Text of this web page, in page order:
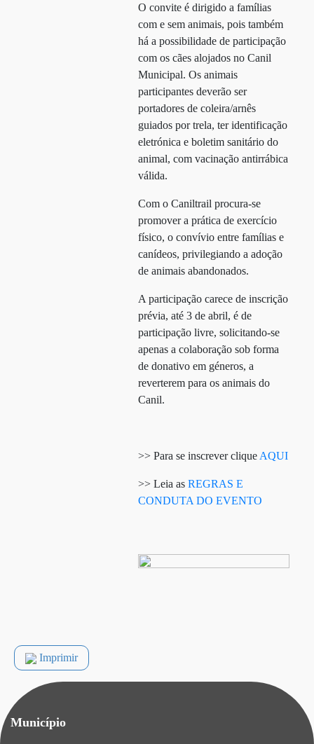
O convite é dirigido a famílias
com e sem animais, pois também
há a possibilidade de participação
com os cães alojados no Canil
Municipal. Os animais
participantes deverão ser
portadores de coleira/arnês
guiados por trela, ter identificação
eletrónica e boletim sanitário do
animal, com vacinação antirrábica
válida.
Com o Caniltrail procura-se
promover a prática de exercício
físico, o convívio entre famílias e
canídeos, privilegiando a adoção
de animais abandonados.
A participação carece de inscrição
prévia, até 3 de abril, é de
participação livre, solicitando-se
apenas a colaboração sob forma
de donativo em géneros, a
reverterem para os animais do
Canil.
>> Para se inscrever clique AQUI
>> Leia as REGRAS E
CONDUTA DO EVENTO
Imprimir
Município